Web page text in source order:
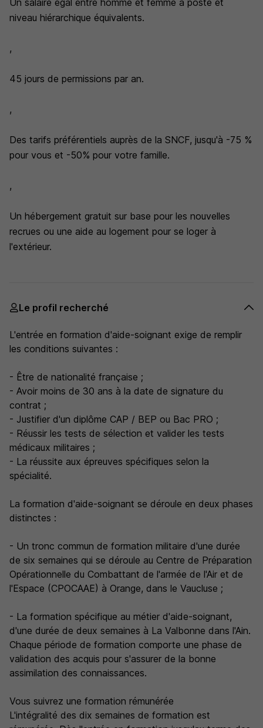
Un salaire égal entre homme et femme à poste et
niveau hiérarchique équivalents.
,
45 jours de permissions par an.
,
Des tarifs préférentiels auprès de la SNCF, jusqu'à -75 %
pour vous et -50% pour votre famille.
,
Un hébergement gratuit sur base pour les nouvelles
recrues ou une aide au logement pour se loger à
l'extérieur.
Le profil recherché
L'entrée en formation d'aide-soignant exige de remplir
les conditions suivantes :
- Être de nationalité française ;
- Avoir moins de 30 ans à la date de signature du
contrat ;
- Justifier d'un diplôme CAP / BEP ou Bac PRO ;
- Réussir les tests de sélection et valider les tests
médicaux militaires ;
- La réussite aux épreuves spécifiques selon la
spécialité.
La formation d'aide-soignant se déroule en deux phases
distinctes :
- Un tronc commun de formation militaire d'une durée
de six semaines qui se déroule au Centre de Préparation
Opérationnelle du Combattant de l'armée de l'Air et de
l'Espace (CPOCAAE) à Orange, dans le Vaucluse ;
- La formation spécifique au métier d'aide-soignant,
d'une durée de deux semaines à La Valbonne dans l'Ain.
Chaque période de formation comporte une phase de
validation des acquis pour s'assurer de la bonne
assimilation des connaissances.
Vous suivrez une formation rémunérée
L'intégralité des dix semaines de formation est